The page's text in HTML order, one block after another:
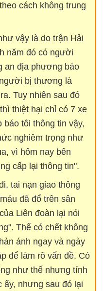
cách không trung
vậy là do trận Hải
năm đó có người
an địa phương báo
bị thương là
Tuy nhiên sau đó
thiệt hại chỉ có 7 xe
tôi thông tin vậy,
nghiêm trọng như
vì hôm nay bên
cấp lại thông tin".
tai nạn giao thông
đã đổ trên sân
Liên đoàn lại nói
Thế có chết không
ánh ngay và ngày
để làm rõ vấn đề. Có
như thế nhưng tính
ấy, nhưng sau đó lại